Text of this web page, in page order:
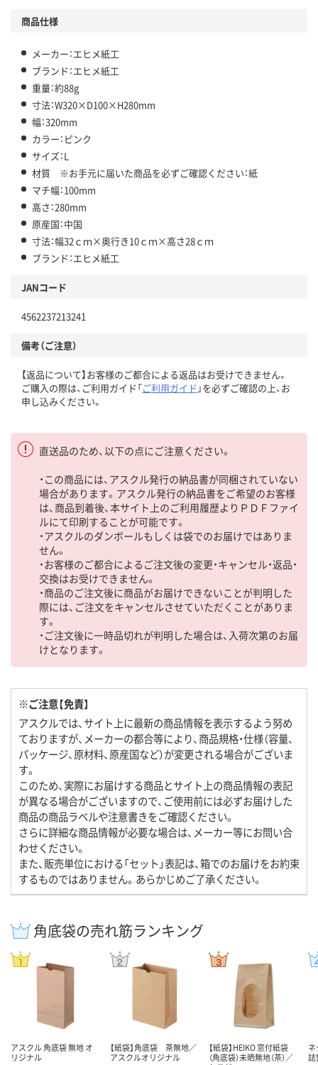
商品仕様
メーカー：エヒメ紙工
ブランド：エヒメ紙工
重量：約88g
寸法：W320×D100×H280mm
幅：320mm
カラー：ピンク
サイズ：L
材質 ※お手元に届いた商品を必ずご確認ください：紙
マチ幅：100mm
高さ：280mm
原産国：中国
寸法：幅32ｃｍ×奥行き10ｃｍ×高さ28ｃｍ
ブランド：エヒメ紙工
JANコード
4562237213241
備考（ご注意）
【返品について】お客様のご都合による返品はお受けできません。
ご購入の際は、ご利用ガイド「ご利用ガイド 」を必ずご確認の上、お
申し込みください。
直送品のため、以下の点にご注意ください。
・この商品には、アスクル発行の納品書が同梱されていない
場合があります。アスクル発行の納品書をご希望のお客様
は、商品到着後、本サイト上のご利用履歴よりＰＤＦファイ
ルにて印刷することが可能です。
・アスクルのダンボールもしくは袋でのお届けではありま
せん。
・お客様のご都合によるご注文後の変更・キャンセル・返品・
交換はお受けできません。
・商品のご注文後に商品がお届けできないことが判明した
際には、ご注文をキャンセルさせていただくことがありま
す。
・ご注文後に一時品切れが判明した場合は、入荷次第のお届
けとなります。
※ご注意【免責】
アスクルでは、サイト上に最新の商品情報を表示するよう努め
ておりますが、メーカーの都合等により、商品規格・仕様（容量、
パッケージ、原材料、原産国など）が変更される場合がございま
す。
このため、実際にお届けする商品とサイト上の商品情報の表記
が異なる場合がございますので、ご使用前には必ずお届けした
商品の商品ラベルや注意書きをご確認ください。
さらに詳細な商品情報が必要な場合は、メーカー等にお問い合
わせください。
また、販売単位における「セット」表記は、箱でのお届けをお約束
するものではありません。あらかじめご了承ください。
角底袋の売れ筋ランキング
アスクル 角底袋 無地 オ
リジナル
【紙袋】角底袋 茶無地／
アスクルオリジナル
【紙袋】HEIKO 窓付紙袋
（角底袋）未晒無地（茶）／
誌